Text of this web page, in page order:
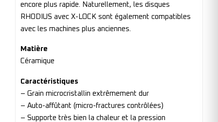
encore plus rapide. Naturellement, les disques
RHODIUS avec X-LOCK sont également compatibles
avec les machines plus anciennes.
Matière
Céramique
Caractéristiques
– Grain microcristallin extrêmement dur
– Auto-affûtant (micro-fractures contrôlées)
– Supporte très bien la chaleur et la pression